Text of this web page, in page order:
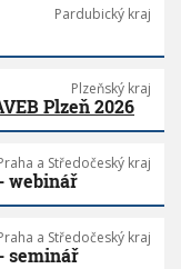
Pardubický kraj
Plzeňský kraj
Plzeň 2026
a Středočeský kraj
- webinář
a Středočeský kraj
- seminář